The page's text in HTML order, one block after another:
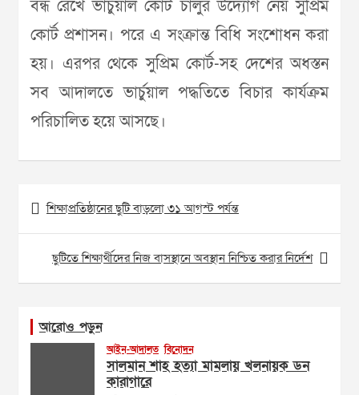
বন্ধ রেখে ভার্চুয়াল কোর্ট চালুর উদ্যোগ নেয় সুপ্রিম
কোর্ট প্রশাসন। পরে এ সংক্রান্ত বিধি সংশোধন করা
হয়। এরপর থেকে সুপ্রিম কোর্ট-সহ দেশের অধস্তন
সব আদালতে ভার্চুয়াল পদ্ধতিতে বিচার কার্যক্রম
পরিচালিত হয়ে আসছে।
Post
navigation
শিক্ষাপ্রতিষ্ঠানের ছুটি বাড়লো ৩১ আগস্ট পর্যন্ত
ছুটিতে শিক্ষার্থীদের নিজ বাসস্থানে অবস্থান নিশ্চিত করার নির্দেশ
আরোও পড়ুন
আইন-আদালত বিনোদন
সালমান শাহ হত্যা মামলায় খলনায়ক ডন
কারাগারে